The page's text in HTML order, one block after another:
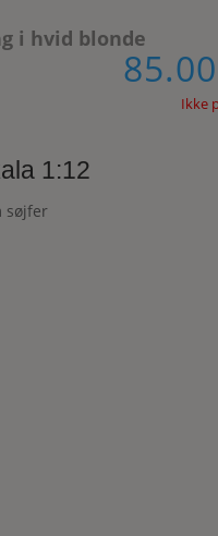
i hvid blonde
85.00
Ikke
1:12
søjfer